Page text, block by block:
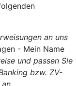
an uns
- Mein Name
und passen Sie
bzw. ZV-